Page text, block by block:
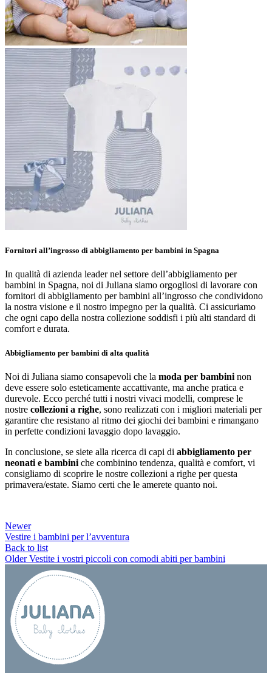
Fornitori all’ingrosso di abbigliamento per bambini in Spagna
In qualità di azienda leader nel settore dell’abbigliamento per
bambini in Spagna, noi di Juliana siamo orgogliosi di lavorare con
fornitori di abbigliamento per bambini all’ingrosso che condividono
la nostra visione e il nostro impegno per la qualità. Ci assicuriamo
che ogni capo della nostra collezione soddisfi i più alti standard di
comfort e durata.
Abbigliamento per bambini di alta qualità
Noi di Juliana siamo consapevoli che la moda per bambini non
deve essere solo esteticamente accattivante, ma anche pratica e
durevole. Ecco perché tutti i nostri vivaci modelli, comprese le
nostre collezioni a righe, sono realizzati con i migliori materiali per
garantire che resistano al ritmo dei giochi dei bambini e rimangano
in perfette condizioni lavaggio dopo lavaggio.
In conclusione, se siete alla ricerca di capi di abbigliamento per
neonati e bambini che combinino tendenza, qualità e comfort, vi
consigliamo di scoprire le nostre collezioni a righe per questa
primavera/estate. Siamo certi che le amerete quanto noi.
Newer
Vestire i bambini per l’avventura
Back to list
Older Vestite i vostri piccoli con comodi abiti per bambini